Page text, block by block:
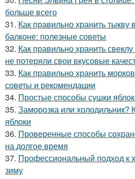
больше всего
31. Как правильно хранить тыкву
балконе: полезные советы
32. Как правильно хранить
не потеряли свои вкусовые
33. Как правильно хранить
советы и рекомендации
34. Простые способы сушки
35. Заморозка или холодильник?
яблоки
36. Проверенные способы
на долгое время
37. Профессиональный подход к
зиму